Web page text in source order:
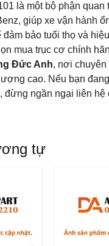
là một bộ phận quan
giúp xe vận hành
bảo tuổi thọ và
mua trục cơ chính
Đức Anh, nơi chuyên
cao. Nếu bạn
, đừng ngần ngại liên
tự